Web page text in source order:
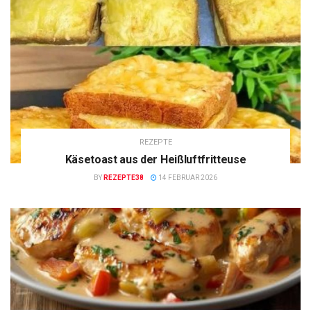
REZEPTE
Käsetoast aus der Heißluftfritteuse
BY REZEPTE38 14 FEBRUAR 2026